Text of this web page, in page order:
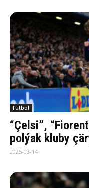
Futbol
“Çelsi”,
polýak kluby
2025-03-14